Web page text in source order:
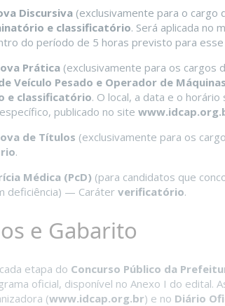
Discursiva (exclusivamente para o cargo
e classificatório. Será aplicada no
do período de 5 horas previsto para esse
Prática (exclusivamente para os cargos
Veículo Pesado e Operador de
e classificatório. O local, a data e o
publicado no site
de Títulos (exclusivamente para os
.
Médica (PcD) (para candidatos que
deficiência) — Caráter verificatório.
e Gabarito
etapa do Concurso Público da
oficial, disponível no Anexo I do edital.
(www.idcap.org.br) e no Diário